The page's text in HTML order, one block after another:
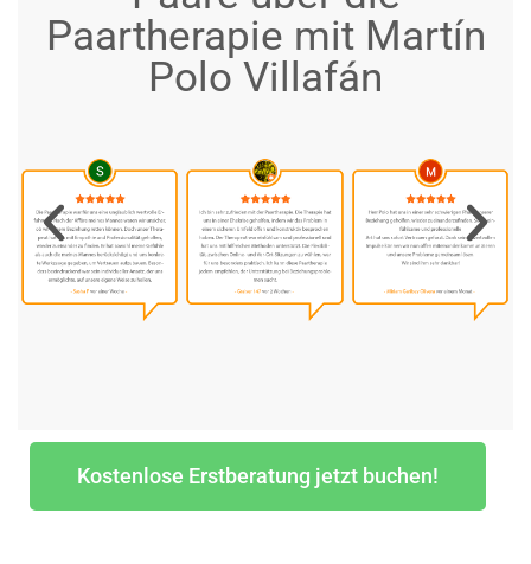
Paartherapie mit Martín
Polo Villafán
Kostenlose Erstberatung jetzt buchen!